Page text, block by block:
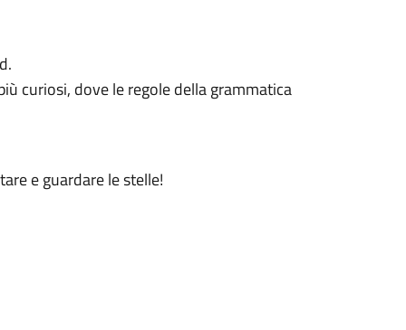
curiosi, dove le regole della grammatica
e guardare le stelle!